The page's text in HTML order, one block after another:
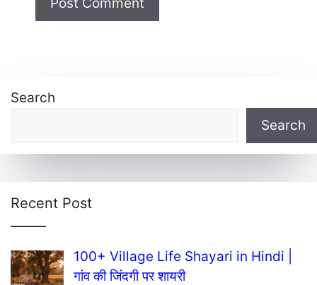
Search
Search
Recent Post
100+ Village Life Shayari in Hindi |
गांव की जिंदगी पर शायरी